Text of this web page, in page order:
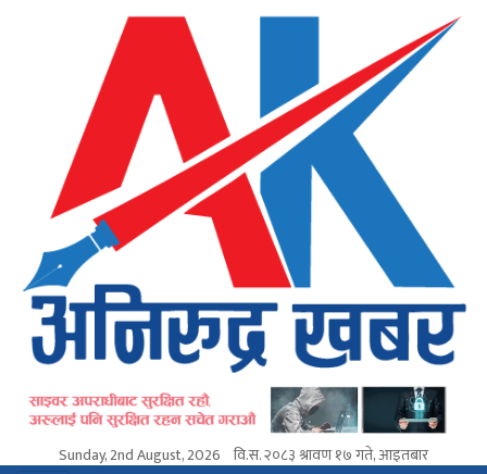
Sunday, 2nd August, 2026 वि.स.२०८३ श्रावण १७ गते, आइतबार